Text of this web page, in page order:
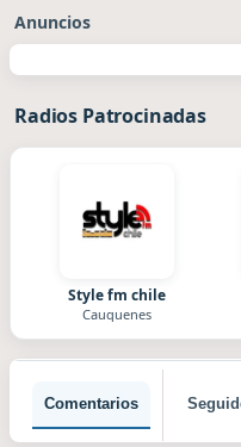
Anuncios
Radios Patrocinadas
Style fm chile
Cauquenes
Comentarios